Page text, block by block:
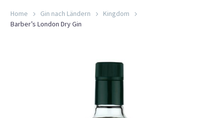
Home Gin nach Ländern
Kingdom
Barber’s London Dry Gin